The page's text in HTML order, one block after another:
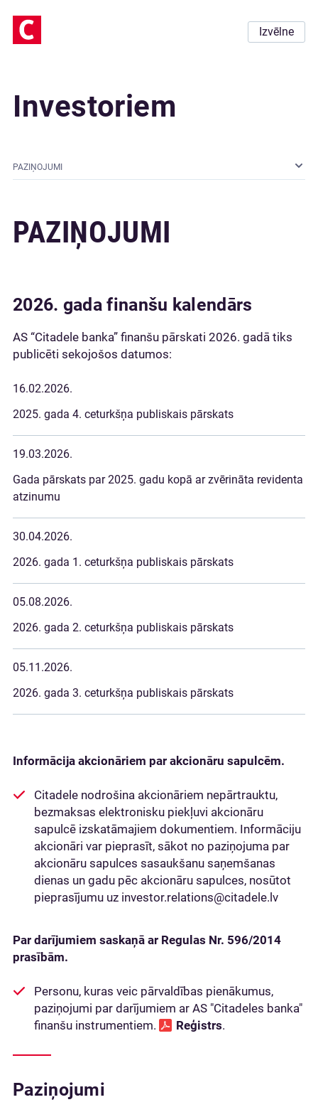
Izvēlne
Investoriem
PAZIŅOJUMI
PAZIŅOJUMI
2026. gada finanšu kalendārs
AS “Citadele banka” finanšu pārskati 2026. gadā tiks
publicēti sekojošos datumos:
16.02.2026.
2025. gada 4. ceturkšņa publiskais pārskats
19.03.2026.
Gada pārskats par 2025. gadu kopā ar zvērināta revidenta
atzinumu
30.04.2026.
2026. gada 1. ceturkšņa publiskais pārskats
05.08.2026.
2026. gada 2. ceturkšņa publiskais pārskats
05.11.2026.
2026. gada 3. ceturkšņa publiskais pārskats
Informācija akcionāriem par akcionāru sapulcēm.
Citadele nodrošina akcionāriem nepārtrauktu,
bezmaksas elektronisku piekļuvi akcionāru
sapulcē izskatāmajiem dokumentiem. Informāciju
akcionāri var pieprasīt, sākot no paziņojuma par
akcionāru sapulces sasaukšanu saņemšanas
dienas un gadu pēc akcionāru sapulces, nosūtot
pieprasījumu uz investor.relations@citadele.lv
Par darījumiem saskaņā ar Regulas Nr. 596/2014
prasībām.
Personu, kuras veic pārvaldības pienākumus,
paziņojumi par darījumiem ar AS "Citadeles banka"
finanšu instrumentiem.
Reģistrs.
Paziņojumi